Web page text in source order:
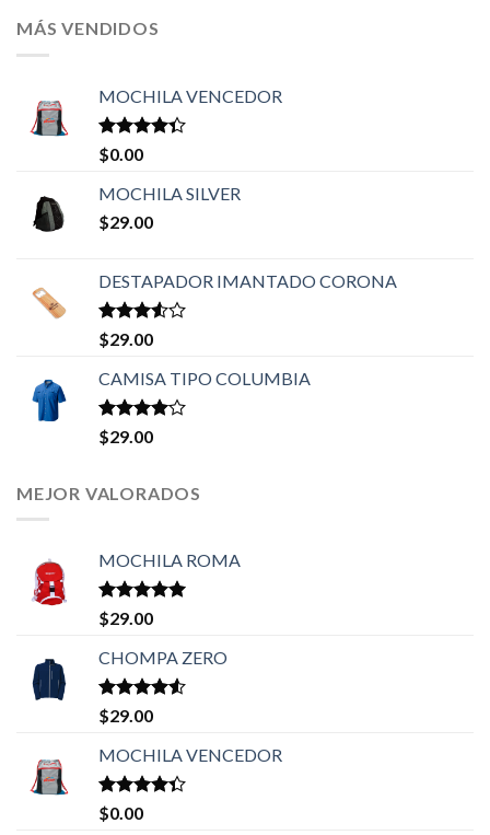
MÁS VENDIDOS
MOCHILA VENCEDOR
Valorado
en
de 5
$0.00
MOCHILA SILVER
$29.00
DESTAPADOR IMANTADO CORONA
Valorado
en
de 5
$29.00
CAMISA TIPO COLUMBIA
Valorado
en
$29.00
MEJOR VALORADOS
MOCHILA ROMA
Valorado en
5.00
$29.00
CHOMPA ZERO
Valorado
en
de 5
$29.00
MOCHILA VENCEDOR
Valorado
en
$0.00